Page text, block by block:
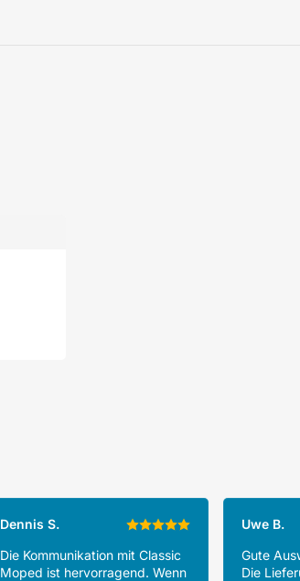
Dennis S.
Die Kommunikation mit Classic
Moped ist hervorragend. Wenn
Uwe B.
Gute
Die